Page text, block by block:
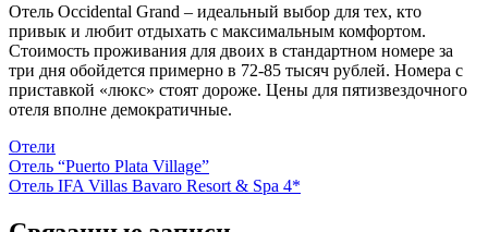
Отель Occidental Grand – идеальный выбор для тех, кто
привык и любит отдыхать с максимальным комфортом.
Стоимость проживания для двоих в стандартном номере за
три дня обойдется примерно в 72-85 тысяч рублей. Номера с
приставкой «люкс» стоят дороже. Цены для пятизвездочного
отеля вполне демократичные.
Отели
Навигация
по
Отель “Puerto Plata Village”
Отель IFA Villas Bavaro Resort & Spa 4*